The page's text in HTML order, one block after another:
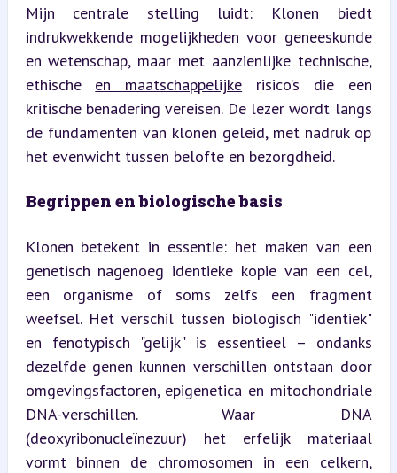
Mijn centrale stelling luidt: Klonen biedt
indrukwekkende mogelijkheden voor geneeskunde
en wetenschap, maar met aanzienlijke technische,
ethische en maatschappelijke risico’s die een
kritische benadering vereisen. De lezer wordt langs
de fundamenten van klonen geleid, met nadruk op
het evenwicht tussen belofte en bezorgdheid.
Begrippen en biologische basis
Klonen betekent in essentie: het maken van een
genetisch nagenoeg identieke kopie van een cel,
een organisme of soms zelfs een fragment
weefsel. Het verschil tussen biologisch "identiek"
en fenotypisch "gelijk" is essentieel – ondanks
dezelfde genen kunnen verschillen ontstaan door
omgevingsfactoren, epigenetica en mitochondriale
DNA-verschillen. Waar DNA
(deoxyribonucleïnezuur) het erfelijk materiaal
vormt binnen de chromosomen in een celkern,